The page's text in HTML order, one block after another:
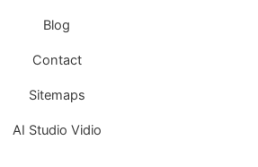
Blog
Contact
Sitemaps
AI Studio Vidio